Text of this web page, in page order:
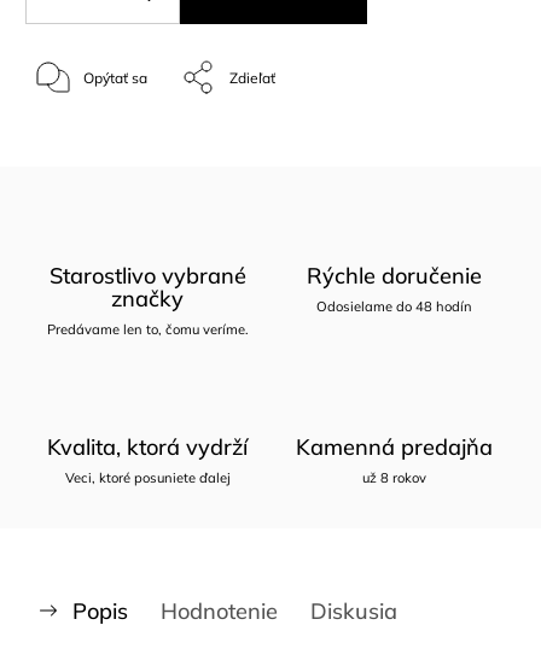
Opýtať sa Zdieľať
Starostlivo vybrané
značky
Predávame len to, čomu veríme.
Rýchle doručenie
Odosielame do 48 hodín
Kvalita, ktorá vydrží
Veci, ktoré posuniete ďalej
Kamenná predajňa
už 8 rokov
Popis Hodnotenie Diskusia